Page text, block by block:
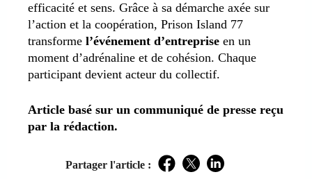
efficacité et sens. Grâce à sa démarche axée sur
l’action et la coopération, Prison Island 77
transforme l’événement d’entreprise en un
moment d’adrénaline et de cohésion. Chaque
participant devient acteur du collectif.
Article basé sur un communiqué de presse reçu
par la rédaction.
Partager l'article : Facebook
TwitterLinkedIn